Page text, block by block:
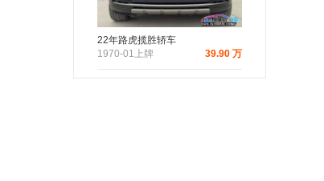
22年路虎揽胜轿车
1970-01上牌
39.90 万